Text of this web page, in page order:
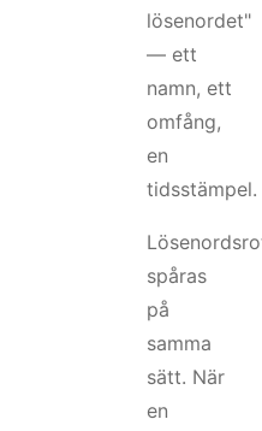
lösenordet"
— ett
namn, ett
omfång,
en
tidsstämpel.
spåras
på
samma
sätt. När
en